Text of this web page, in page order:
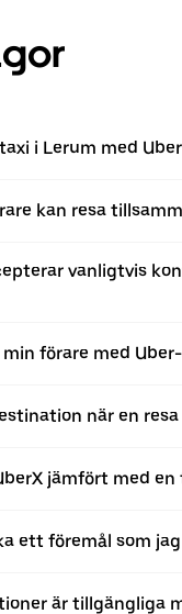
i Lerum med
kan resa
vanligtvis
förare med
när en
jämfört med en
ett föremål som
är tillgängliga